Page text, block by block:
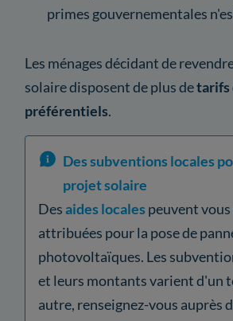
primes gouvernementales
Les ménages décidant de
solaire disposent de plus detarifs
préférentiels.
Des subventions locales
projet solaire
Desaides locales peuvent
attribuées pour la pose de
photovoltaïques. Les
et leurs montants varient d'un
autre, renseignez-vous auprès